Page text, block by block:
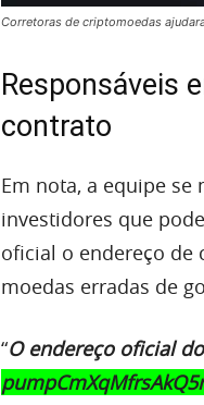
Corretoras de criptomoedas
Responsáveis
contrato
Em nota, a equipe
investidores que
oficial o endereço de
moedas erradas de
“O endereço oficial